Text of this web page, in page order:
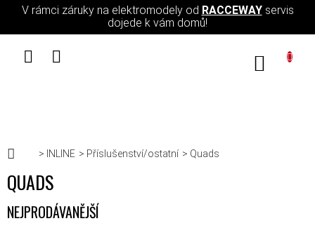
Přejít na obsah
V rámci záruky na elektromodely od RACCEWAYservis
dojede k vám domů!
DomůINLINE Příslušenství/ostatní Quads
QUADS
NEJPRODÁVANĚJŠÍ